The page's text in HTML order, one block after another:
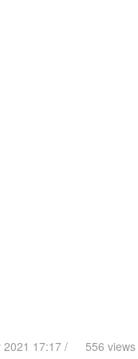
2021 17:17 / 556 views